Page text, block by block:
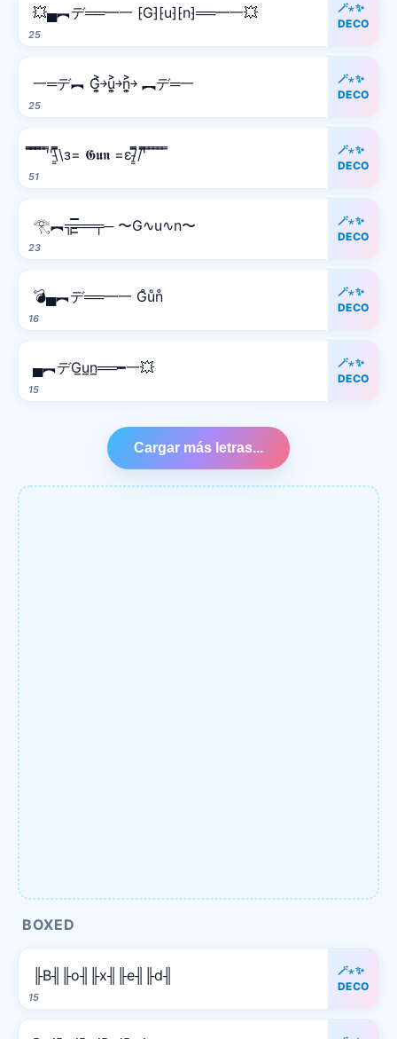
25
💥▄︻デ══━一 ⁅G⁆⁅u⁆⁅n⁆══━一💥
🪄⋆✨
DECO
25
一═デ︻ G͎͍͐￫u͎͍͐￫n͎͍͐￫ ︻デ═一
🪄⋆✨
DECO
51
̿̿ ̿̿ ̿̿ ̿'̿'\̵͇̿̿\з= 𝕲𝖚𝖓 =ε/̵͇̿̿/'̿̿ ̿ ̿ ̿ ̿ ̿
🪄⋆✨
DECO
23
𓂀︻╦̵̵͇̿̿̿̿══╤─ 〜G∿u∿n〜
🪄⋆✨
DECO
16
💣▄︻デ══━一 G̊ůn̊
🪄⋆✨
DECO
15
▄︻デG̲u̲n̲══━一💥
🪄⋆✨
DECO
Cargar más letras...
BOXED
15
╟B╢╟o╢╟x╢╟e╢╟d╢
🪄⋆✨
DECO